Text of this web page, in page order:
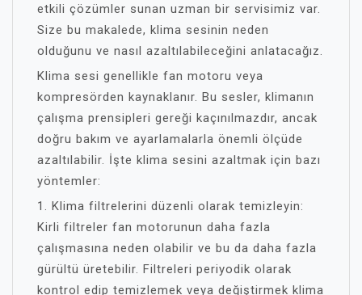
etkili çözümler sunan uzman bir servisimiz var.
Size bu makalede, klima sesinin neden
olduğunu ve nasıl azaltılabileceğini anlatacağız.
Klima sesi genellikle fan motoru veya
kompresörden kaynaklanır. Bu sesler, klimanın
çalışma prensipleri gereği kaçınılmazdır, ancak
doğru bakım ve ayarlamalarla önemli ölçüde
azaltılabilir. İşte klima sesini azaltmak için bazı
yöntemler:
1. Klima filtrelerini düzenli olarak temizleyin:
Kirli filtreler fan motorunun daha fazla
çalışmasına neden olabilir ve bu da daha fazla
gürültü üretebilir. Filtreleri periyodik olarak
kontrol edip temizlemek veya değiştirmek klima